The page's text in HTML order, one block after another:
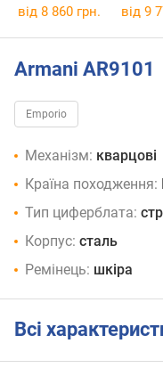
2125C
від 8 860 грн. від 9
Armani AR9101
Emporio
Механізм: кварцові
Країна походження:
Тип циферблата:
Корпус: сталь
Ремінець: шкіра
Всі